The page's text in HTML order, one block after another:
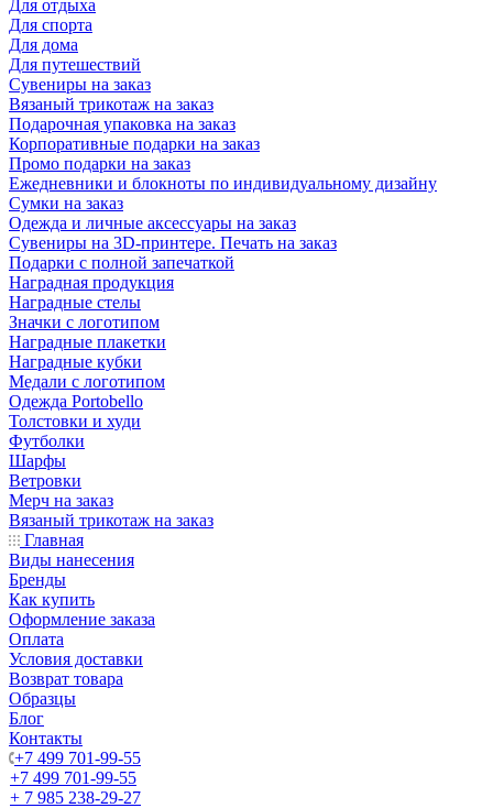
Для отдыха
Для спорта
Для дома
Для путешествий
Сувениры на заказ
Вязаный трикотаж на заказ
Подарочная упаковка на заказ
Корпоративные подарки на заказ
Промо подарки на заказ
Ежедневники и блокноты по индивидуальному дизайну
Сумки на заказ
Одежда и личные аксессуары на заказ
Сувениры на 3D-принтере. Печать на заказ
Подарки с полной запечаткой
Наградная продукция
Наградные стелы
Значки с логотипом
Наградные плакетки
Наградные кубки
Медали с логотипом
Одежда Portobello
Толстовки и худи
Футболки
Шарфы
Ветровки
Мерч на заказ
Вязаный трикотаж на заказ
Главная
Виды нанесения
Бренды
Как купить
Оформление заказа
Оплата
Условия доставки
Возврат товара
Образцы
Блог
Контакты
+7 499 701-99-55
+7 499 701-99-55
+ 7 985 238-29-27